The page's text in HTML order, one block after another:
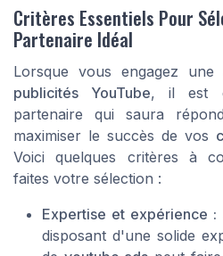
Critères Essentiels Pour
Partenaire Idéal
Lorsque vous engagez une
publicités YouTube, il est
partenaire qui saura
maximiser le succès de vos
Voici quelques critères à
faites votre sélection :
Expertise et expérience :
disposant d'une solide